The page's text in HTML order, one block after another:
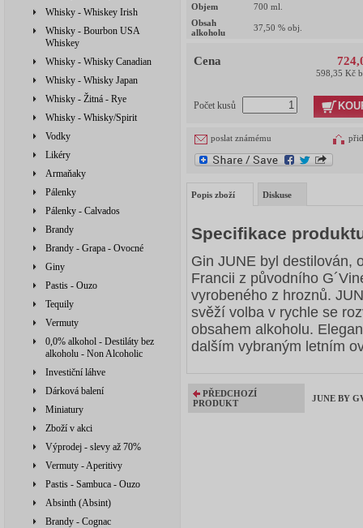
Whisky - Whiskey Irish
Whisky - Bourbon USA
Whiskey
Whisky - Whisky Canadian
Whisky - Whisky Japan
Whisky - Žitná - Rye
Whisky - Whisky/Spirit
Vodky
Likéry
Armaňaky
Pálenky
Pálenky - Calvados
Brandy
Brandy - Grapa - Ovocné
Giny
Pastis - Ouzo
Tequily
Vermuty
0,0% alkohol - Destiláty bez
alkoholu - Non Alcoholic
Investiční láhve
Dárková balení
Miniatury
Zboží v akci
Výprodej - slevy až 70%
Vermuty - Aperitivy
Pastis - Sambuca - Ouzo
Absinth (Absint)
Brandy - Cognac
Objem 700 ml.
Obsah
alkoholu
37,50 % obj.
Cena
598,35 Kč
Počet kusů
poslat známému
Popis zboží Diskuse
Specifikace
Gin JUNE byl destilován,
Francii z původního
vyrobeného z hroznů.
svěží volba v rychle se
obsahem alkoholu.
dalším vybraným letním
PŘEDCHOZÍ
PRODUKT
JUNE BY